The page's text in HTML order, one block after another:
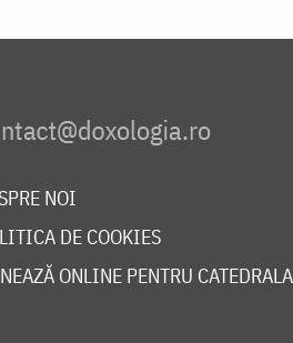
NOI
DE COOKIES
ONLINE PENTRU